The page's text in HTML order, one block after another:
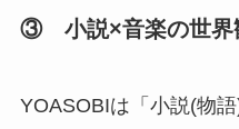
③ 小説×音楽の世界
YOASOBIは「小説(物